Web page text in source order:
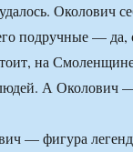
Околович
подручные —
на
А Околович
— фигура